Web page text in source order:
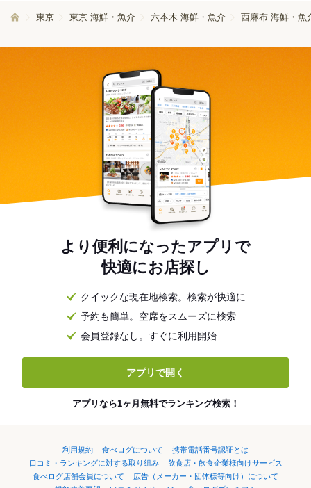
東京 東京 海鮮・魚介 六本木 海鮮・魚介 西麻布 海鮮・魚
より便利になったアプリで
快適にお店探し
クイックな現在地検索。検索が快適に
予約も簡単。空席をスムーズに検索
会員登録なし。すぐに利用開始
アプリで開く
アプリなら1ヶ月無料でランキング検索！
利用規約 食べログについて
携帯電話番号認証とは
口コミ・ランキングに対する取り組み
飲食店・飲食企業様向けサービス
食べログ店舗会員について
広告（メーカー・団体様等向け）について